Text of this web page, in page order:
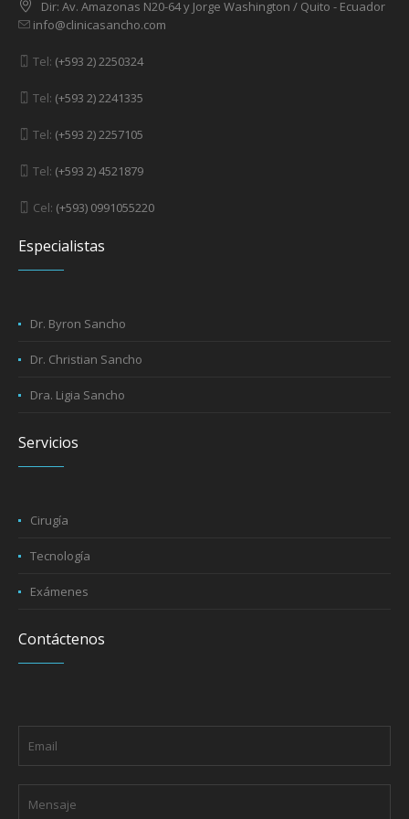
Dir: Av. Amazonas N20-64 y Jorge Washington / Quito - Ecuador
info@clinicasancho.com
Tel: (+593 2) 2250324
Tel: (+593 2) 2241335
Tel: (+593 2) 2257105
Tel: (+593 2) 4521879
Cel: (+593) 0991055220
Especialistas
Dr. Byron Sancho
Dr. Christian Sancho
Dra. Ligia Sancho
Servicios
Cirugía
Tecnología
Exámenes
Contáctenos